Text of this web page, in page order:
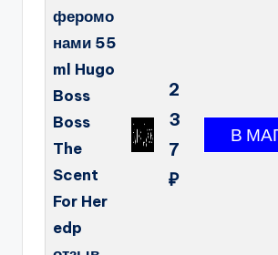
феромо
нами 55
ml Hugo
Boss
Boss
The
Scent
For Her
edp
2
3
7
₽